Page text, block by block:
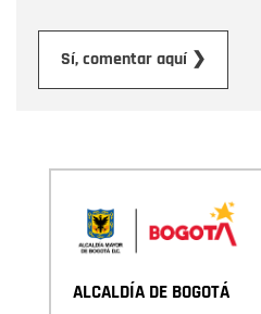
Sí, comentar aquí ❯
ALCALDÍA DE BOGOTÁ